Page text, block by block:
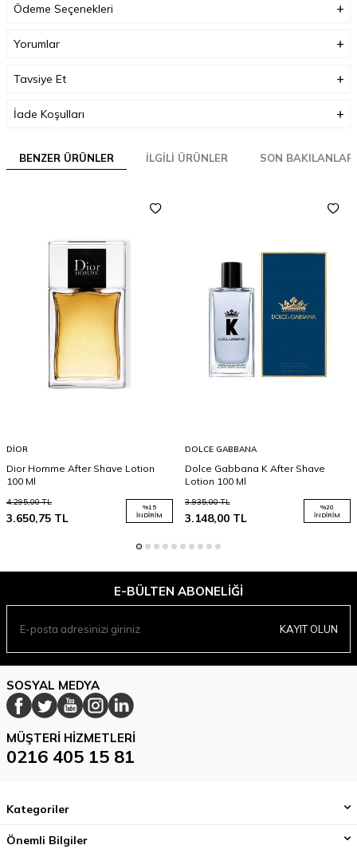
Ödeme Seçenekleri
Yorumlar
Tavsiye Et
İade Koşulları
BENZER ÜRÜNLER İLGILI ÜRÜNLER SON BAKILANLAR
DIOR
Dior Homme After Shave Lotion
100 Ml
4.295,00TL
3.650,75 TL
%15
İNDIRIM
DOLCE GABBANA
Dolce Gabbana K After Shave
Lotion 100 Ml
3.935,00TL
3.148,00TL
%20
İNDIRIM
E-BÜLTEN ABONELIĞI
KAYIT OLUN
SOSYAL MEDYA
MÜŞTERI HIZMETLERI
0216 405 15 81
Kategoriler
Önemli Bilgiler